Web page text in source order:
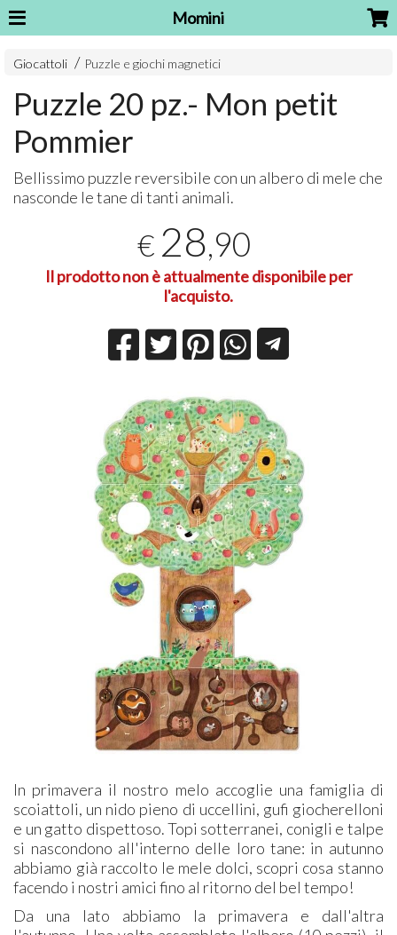
Momini
Giocattoli Puzzle e giochi magnetici
Puzzle 20 pz.- Mon petit
Pommier
Bellissimo puzzle reversibile con un albero di mele che
nasconde le tane di tanti animali.
€ 28,90
Il prodotto non è attualmente disponibile per
l'acquisto.
In primavera il nostro melo accoglie una famiglia di
scoiattoli, un nido pieno di uccellini, gufi giocherelloni
e un gatto dispettoso. Topi sotterranei, conigli e talpe
si nascondono all'interno delle loro tane: in autunno
abbiamo già raccolto le mele dolci, scopri cosa stanno
facendo i nostri amici fino al ritorno del bel tempo!
Da una lato abbiamo la primavera e dall'altra